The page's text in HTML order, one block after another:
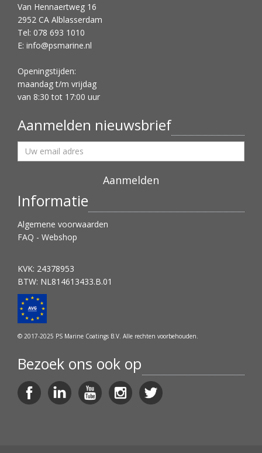
Van Hennaertweg 16
2952 CA Alblasserdam
Tel: 078 693 1010
E: info@psmarine.nl
Openingstijden:
maandag t/m vrijdag
van 8:30 tot 17:00 uur
Aanmelden nieuwsbrief
Informatie
Algemene voorwaarden
FAQ - Webshop
KVK: 24378953
BTW: NL814613433.B.01
© 2017-2025 PS Marine Coatings B.V. Alle rechten voorbehouden.
Bezoek ons ook op